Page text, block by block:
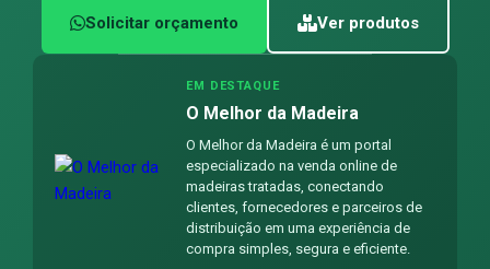
Solicitar orçamento Ver produtos
EM DESTAQUE
O Melhor da Madeira
O Melhor da Madeira é um portal
especializado na venda online de
madeiras tratadas, conectando
clientes, fornecedores e parceiros de
distribuição em uma experiência de
compra simples, segura e eficiente.